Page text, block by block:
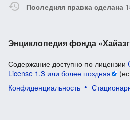
Последняя правка сделана
Энциклопедия фонда
Содержание доступно по лицензии
License 1.3 или более поздняя
Конфиденциальность